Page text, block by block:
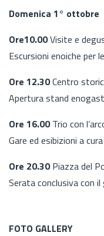
Domenica 1° ottobre
Ore10.00Visite e
Escursioni enoiche per
Ore 12.30Centro
Apertura stand
Ore 16.00Trio con
Gare ed esibizioni a
Ore 20.30Piazza del
Serata conclusiva con
FOTO GALLERY